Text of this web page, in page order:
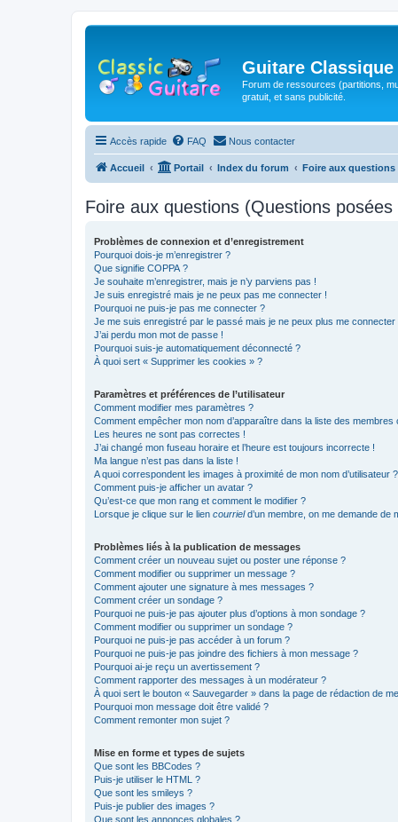
Guitare Classique
Forum de ressources (partitions,
gratuit, et sans publicité.
Accès rapide FAQ Nous contacter
Accueil Portail Index du forum Foire aux
Foire aux questions (Questions
Problèmes de connexion et d’enregistrement
Pourquoi dois-je m’enregistrer ?
Que signifie COPPA ?
Je souhaite m’enregistrer, mais je n’y parviens pas !
Je suis enregistré mais je ne peux pas me connecter !
Pourquoi ne puis-je pas me connecter ?
Je me suis enregistré par le passé mais je ne peux plus me connecter
J’ai perdu mon mot de passe !
Pourquoi suis-je automatiquement déconnecté ?
À quoi sert « Supprimer les cookies » ?
Paramètres et préférences de l’utilisateur
Comment modifier mes paramètres ?
Comment empêcher mon nom d’apparaître dans la liste des membres
Les heures ne sont pas correctes !
J’ai changé mon fuseau horaire et l’heure est toujours incorrecte !
Ma langue n’est pas dans la liste !
A quoi correspondent les images à proximité de mon nom d’utilisateur ?
Comment puis-je afficher un avatar ?
Qu’est-ce que mon rang et comment le modifier ?
Lorsque je clique sur le lien courrield’un membre, on me demande de
Problèmes liés à la publication de messages
Comment créer un nouveau sujet ou poster une réponse ?
Comment modifier ou supprimer un message ?
Comment ajouter une signature à mes messages ?
Comment créer un sondage ?
Pourquoi ne puis-je pas ajouter plus d’options à mon sondage ?
Comment modifier ou supprimer un sondage ?
Pourquoi ne puis-je pas accéder à un forum ?
Pourquoi ne puis-je pas joindre des fichiers à mon message ?
Pourquoi ai-je reçu un avertissement ?
Comment rapporter des messages à un modérateur ?
À quoi sert le bouton « Sauvegarder » dans la page de rédaction de
Pourquoi mon message doit être validé ?
Comment remonter mon sujet ?
Mise en forme et types de sujets
Que sont les BBCodes ?
Puis-je utiliser le HTML ?
Que sont les smileys ?
Puis-je publier des images ?
Que sont les annonces globales ?